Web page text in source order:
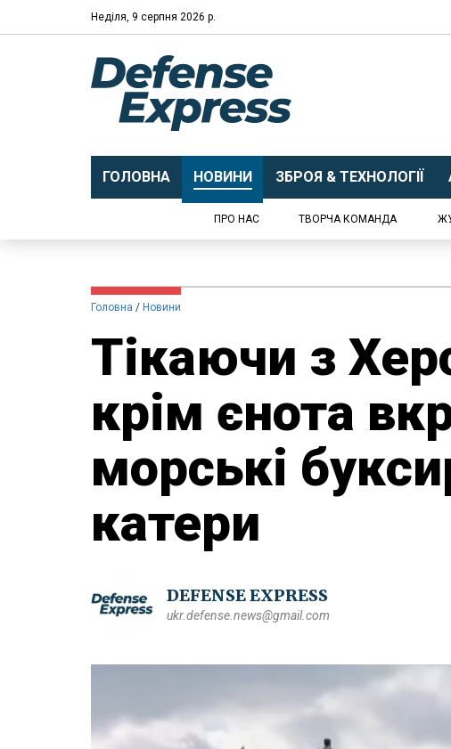
Неділя, 9 серпня 2026 р.
ГОЛОВНА НОВИНИ ЗБРОЯ & ТЕХНОЛОГІЇ
ПРО НАС ТВОРЧА КОМАНДА
Головна Новини
Тікаючи з
крім єнота
морські
катери
DEFENSE EXPRESS
ukr.defense.news@gmail.com